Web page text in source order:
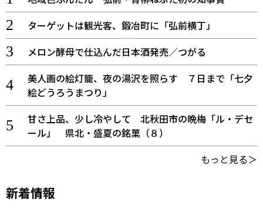
ターゲットは観光客、鍛冶町に「弘前横丁」
メロン酵母で仕込んだ日本酒発売／つがる
美人画の絵灯籠、夜の湯沢を照らす ７日まで「七夕
絵どうろうまつり」
甘さ上品、少し冷やして 北秋田市の晩梅「ル・デセ
ール」 県北・盛夏の銘菓（８）
もっと見る＞
新着情報